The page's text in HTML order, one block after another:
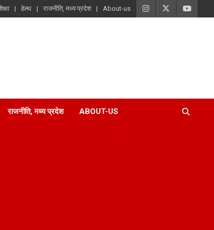
हेल्थ राजनीति, मध्य प्रदेश About-us
राजनीति, मध्य प्रदेश ABOUT-US